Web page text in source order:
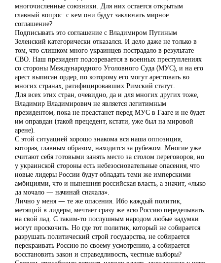
многочисленные союзники. Для них остается открытым
главный вопрос: с кем они будут заключать мирное
соглашение?
Подписывать это соглашение с Владимиром Путиным
Зеленский категорически отказался. И дело даже не только в
том, что слишком много украинцев пострадало в результате
СВО. Наш президент подозревается в военных преступлениях
со стороны Международного Уголовного Суда (МУС), и на его
арест выписан ордер, по которому его могут арестовать во
многих странах, ратифицировавших Римский статут.
Для всех этих стран, очевидно, да и для многих других тоже,
Владимир Владимирович не является легитимным
президентом, пока не предстанет перед МУС в Гааге и не будет
им оправдан (такой прецедент, кстати, уже был на мировой
арене).
С этой ситуацией хорошо знакома вся наша оппозиция,
которая, главным образом, находится за рубежом. Многие уже
считают себя готовыми занять место за столом переговоров, но
у украинской стороны есть небезосновательные опасения, что
новые лидеры России будут обладать теми же имперскими
амбициями, что и нынешняя российская власть, а значит, «лыко
да мочало — начинай сначала».
Лично у меня — те же опасения. Ибо каждый политик,
метящий в лидеры, мечтает сразу же всю Россию переделывать
на свой лад. С таким-то послушным народом любые задумки
могут проскочить. Но где тот политик, который не собирается
разрушать политический строй государства, не собирается
перекраивать Россию по своему усмотрению, а собирается
восстановить закон и справедливость, честные выборы?